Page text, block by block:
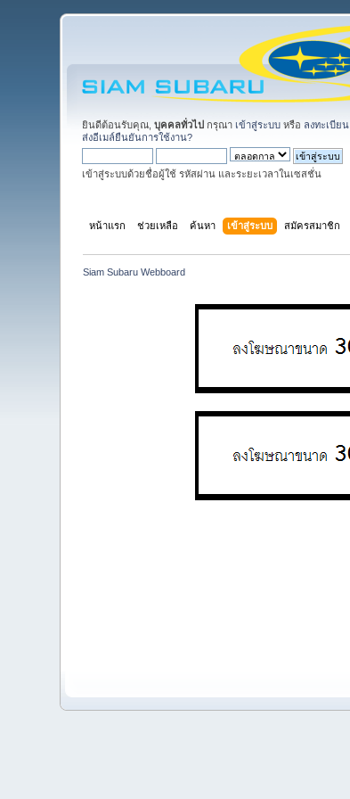
ยินดีต้อนรับคุณ,บุคคลทั่วไป กรุณา เข้าสู่ระบบ หรือ ลงทะเบียน
ส่งอีเมล์ยืนยันการใช้งาน?
เข้าสู่ระบบด้วยชื่อผู้ใช้ รหัสผ่าน และระยะเวลาในเซสชั่น
หน้าแรก ช่วยเหลือ ค้นหา เข้าสู่ระบบ สมัครสมาชิก
Siam Subaru Webboard